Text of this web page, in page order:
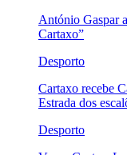
António Gaspar
Cartaxo”
Desporto
Cartaxo recebe
Estrada dos
Desporto